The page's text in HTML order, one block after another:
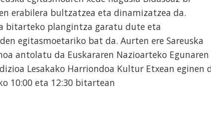
erabilera bultzatzea eta dinamizatzea da.
bitarteko plangintza garatu dute eta
egitasmoetariko bat da. Aurten ere Sareuska
antolatu da Euskararen Nazioarteko Egunaren
Lesakako Harriondoa Kultur Etxean eginen
10:00 eta 12:30 bitartean